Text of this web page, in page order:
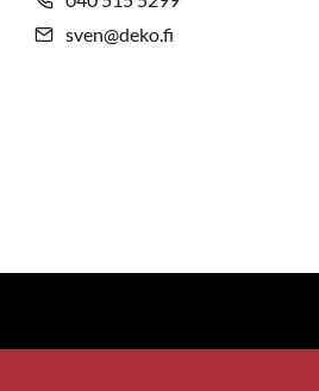
sven@deko.fi